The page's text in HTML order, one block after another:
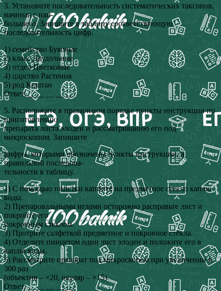
3. Установите последовательность систематических таксонов,
начиная с наи-
большего. Запишите в таблицу соответствующую
последовательность цифр.
1) семейство Буковые
2) класс Двудольные
3) отдел Цветковые
4) царство Растения
5) род Каштан
Ответ:__ __ __ __ __
5. Расположите в правильном порядке пункты инструкции по
приготовлению
препарата листа элодеи и рассматриванию его под
микроскопом. Запишите
цифры, которыми обозначены пункты инструкции, в
правильной последова-
тельности в таблицу.
1) С помощью пипетки капните на предметное стекло каплю
воды.
2) Препаровальными иглами осторожно расправьте лист и
покройте его
покровным стеклом.
3) Протрите салфеткой предметное и покровное стёкла.
4) Отделите пинцетом один лист элодеи и положите его в
каплю воды.
5) Рассмотрите препарат под микроскопом при увеличении в
300 раз
(объектив – ×20, окуляр – ×15).
Ответ:__ __ __ __ __